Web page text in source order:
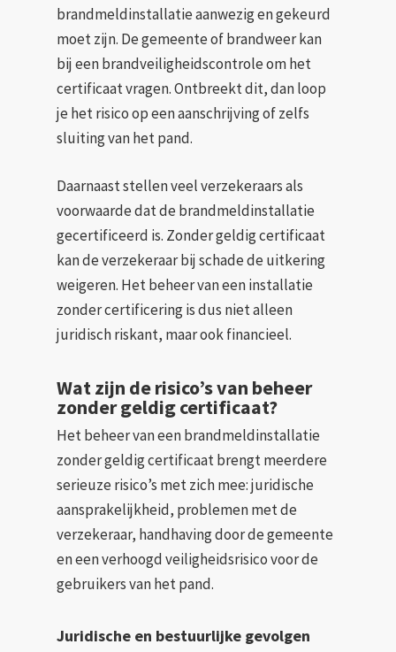
brandmeldinstallatie aanwezig en gekeurd
moet zijn. De gemeente of brandweer kan
bij een brandveiligheidscontrole om het
certificaat vragen. Ontbreekt dit, dan loop
je het risico op een aanschrijving of zelfs
sluiting van het pand.
Daarnaast stellen veel verzekeraars als
voorwaarde dat de brandmeldinstallatie
gecertificeerd is. Zonder geldig certificaat
kan de verzekeraar bij schade de uitkering
weigeren. Het beheer van een installatie
zonder certificering is dus niet alleen
juridisch riskant, maar ook financieel.
Wat zijn de risico’s van beheer
zonder geldig certificaat?
Het beheer van een brandmeldinstallatie
zonder geldig certificaat brengt meerdere
serieuze risico’s met zich mee: juridische
aansprakelijkheid, problemen met de
verzekeraar, handhaving door de gemeente
en een verhoogd veiligheidsrisico voor de
gebruikers van het pand.
Juridische en bestuurlijke gevolgen